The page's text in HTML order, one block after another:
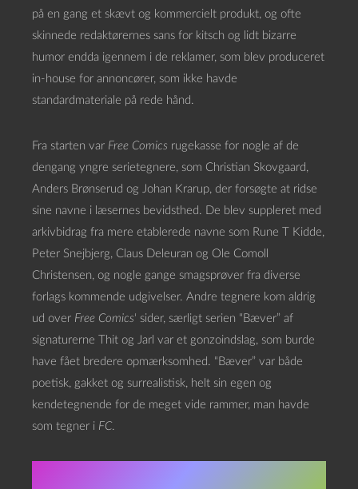
på en gang et skævt og kommercielt produkt, og ofte
skinnede redaktørernes sans for kitsch og lidt bizarre
humor endda igennem i de reklamer, som blev produceret
in-house for annoncører, som ikke havde
standardmateriale på rede hånd.
Fra starten var Free Comics rugekasse for nogle af de
dengang yngre serietegnere, som Christian Skovgaard,
Anders Brønserud og Johan Krarup, der forsøgte at ridse
sine navne i læsernes bevidsthed. De blev suppleret med
arkivbidrag fra mere etablerede navne som Rune T Kidde,
Peter Snejbjerg, Claus Deleuran og Ole Comoll
Christensen, og nogle gange smagsprøver fra diverse
forlags kommende udgivelser. Andre tegnere kom aldrig
ud over Free Comics‘ sider, særligt serien “Bæver” af
signaturerne Thit og Jarl var et gonzoindslag, som burde
have fået bredere opmærksomhed. “Bæver” var både
poetisk, gakket og surrealistisk, helt sin egen og
kendetegnende for de meget vide rammer, man havde
som tegner i FC.